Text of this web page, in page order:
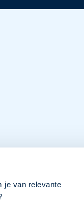
je van relevante